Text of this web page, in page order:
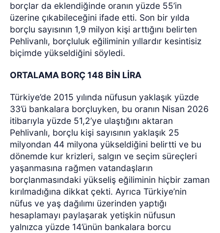
borçlar da eklendiğinde oranın yüzde 55’in
üzerine çıkabileceğini ifade etti. Son bir yılda
borçlu sayısının 1,9 milyon kişi arttığını belirten
Pehlivanlı, borçluluk eğiliminin yıllardır kesintisiz
biçimde yükseldiğini söyledi.
ORTALAMA BORÇ 148 BİN LİRA
Türkiye’de 2015 yılında nüfusun yaklaşık yüzde
33’ü bankalara borçluyken, bu oranın Nisan 2026
itibarıyla yüzde 51,2’ye ulaştığını aktaran
Pehlivanlı, borçlu kişi sayısının yaklaşık 25
milyondan 44 milyona yükseldiğini belirtti ve bu
dönemde kur krizleri, salgın ve seçim süreçleri
yaşanmasına rağmen vatandaşların
borçlanmasındaki yükseliş eğiliminin hiçbir zaman
kırılmadığına dikkat çekti. Ayrıca Türkiye’nin
nüfus ve yaş dağılımı üzerinden yaptığı
hesaplamayı paylaşarak yetişkin nüfusun
yalnızca yüzde 14’ünün bankalara borcu